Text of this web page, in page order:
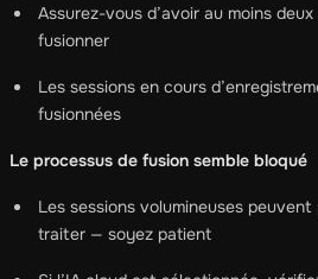
Assurez-vous d’avoir au moins
fusionner
Les sessions en cours
fusionnées
Le processus de fusion semble bloqué
Les sessions volumineuses
traiter — soyez patient